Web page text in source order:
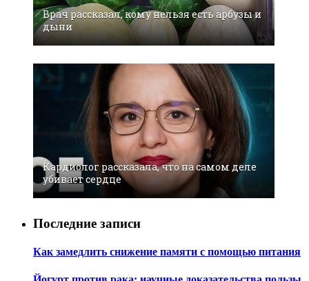
Врач рассказал, кому нельзя есть арбузы и
дыни
Кардиолог рассказала, что на самом деле
убивает сердце
Последние записи
Как замедлить снижение памяти с помощью питания